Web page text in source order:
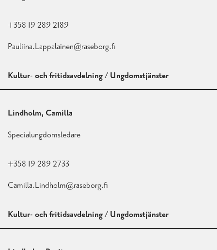
+358 19 289 2189
Pauliina.Lappalainen@raseborg.fi
Kultur- och fritidsavdelning / Ungdomstjänster
Lindholm, Camilla
Specialungdomsledare
+358 19 289 2733
Camilla.Lindholm@raseborg.fi
Kultur- och fritidsavdelning / Ungdomstjänster